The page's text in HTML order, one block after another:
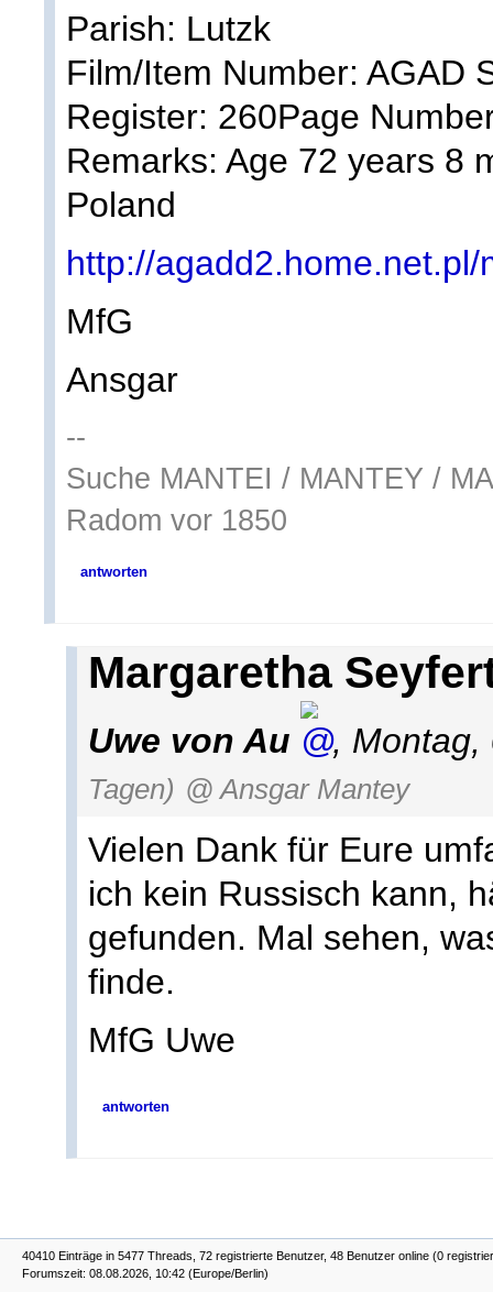
Parish: Lutzk
Film/Item Number: AGAD
Register: 260Page
Remarks: Age 72 years 8
Poland
http://
MfG
Ansgar
--
Suche MANTEI / MANTEY /
Radom vor 1850
antworten
Margaretha
Uwe von Au ,
Tagen) @ Ansgar Mantey
Vielen Dank für Eure
ich kein Russisch kann,
gefunden. Mal sehen,
finde.
MfG Uwe
antworten
40410 Einträge in 5477 Threads, 72 registrierte Benutzer, 48 Benutzer online (0
Forumszeit: 08.08.2026, 10:42 (Europe/Berlin)